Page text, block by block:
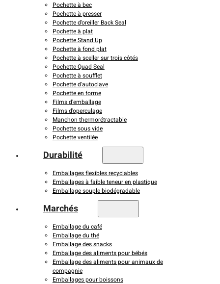
Pochette à bec
Pochette à presser
Pochette d'oreiller Back Seal
Pochette à plat
Pochette Stand Up
Pochette à fond plat
Pochette à sceller sur trois côtés
Pochette Quad Seal
Pochette à soufflet
Pochette d'autoclave
Pochette en forme
Films d'emballage
Films d'operculage
Manchon thermorétractable
Pochette sous vide
Pochette ventilée
Durabilité
Emballages flexibles recyclables
Emballages à faible teneur en plastique
Emballage souple biodégradable
Marchés
Emballage du café
Emballage du thé
Emballage des snacks
Emballage des aliments pour bébés
Emballage des aliments pour animaux de
compagnie
Emballages pour boissons